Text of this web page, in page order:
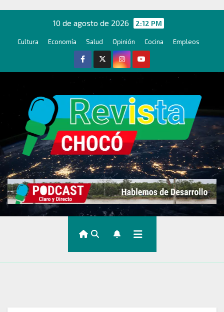
contenido
10 de agosto de 2026 2:12 PM
Cultura Economía Salud Opinión Cocina Empleos